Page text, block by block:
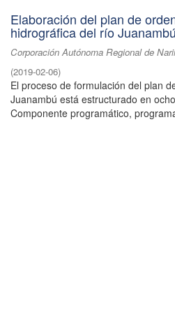
Elaboración del plan de
hidrográfica del río Juanambú
Corporación Autónoma Regional de
(2019-02-06)
El proceso de formulación del plan
Juanambú está estructurado en
Componente programático,